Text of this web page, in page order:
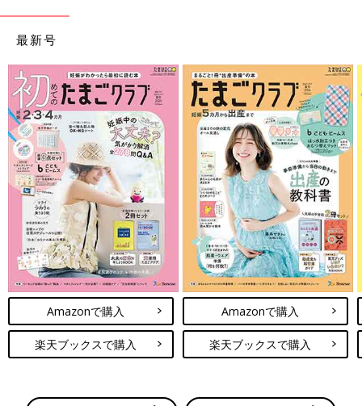
最新号
Amazonで購入
楽天ブックスで購入
Amazonで購入
楽天ブックスで購入